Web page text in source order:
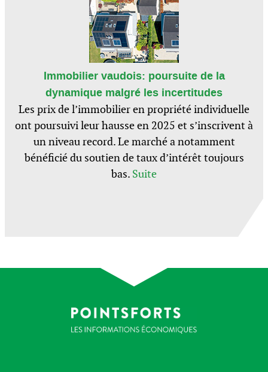
Immobilier vaudois: poursuite de la
dynamique malgré les incertitudes
Les prix de l’immobilier en propriété individuelle
ont poursuivi leur hausse en 2025 et s’inscrivent à
un niveau record. Le marché a notamment
bénéficié du soutien de taux d’intérêt toujours
bas. Suite